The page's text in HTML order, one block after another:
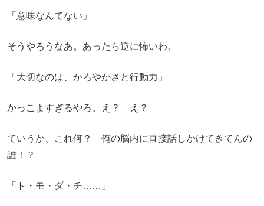
「意味なんてない」
そうやろうなあ。あったら逆に怖いわ。
「大切なのは、かろやかさと行動力」
かっこよすぎるやろ。え？ え？
ていうか、これ何？ 俺の脳内に直接話しかけてきてんの
誰！？
「ト・モ・ダ・チ……」